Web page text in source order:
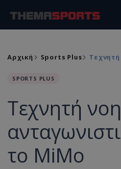
Αρχική Sports Plus
SPORTS PLUS
Τεχνητή
το MiMo